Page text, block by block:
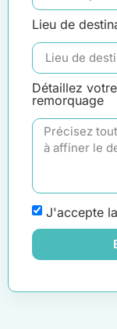
Lieu de
Détaillez
remorquage
J'accepte la